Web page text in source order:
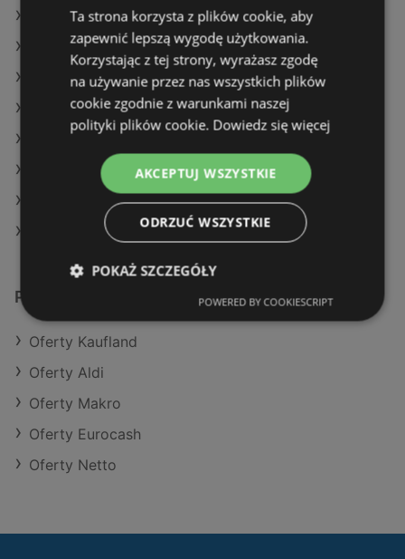
Oferty Eurocash
Oferty Netto
Aktualne gazetki Carrefour
Aktualne gazetki Lidl
Aktualne gazetki Stokrotka
Aktualne gazetki Delikatesy Centrum
Aktualne gazetki Action
Sklepy POLOmarket w Dziwnów
Podobne sklepy detaliczne
Oferty Kaufland
Oferty Aldi
Oferty Makro
Oferty Eurocash
Oferty Netto
Ta strona korzysta z plików cookie, aby
zapewnić lepszą wygodę użytkowania.
Korzystając z tej strony, wyrażasz zgodę
na używanie przez nas wszystkich plików
cookie zgodnie z warunkami naszej
polityki plików cookie. Dowiedz się więcej
AKCEPTUJ WSZYSTKIE
ODRZUĆ WSZYSTKIE
POKAŻ SZCZEGÓŁY
POWERED BY COOKIESCRIPT